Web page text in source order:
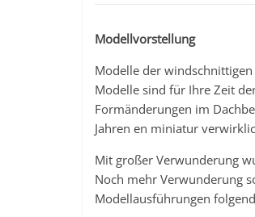
Modellvorstellung
Modelle der
Modelle sind für Ihre Zeit
Formänderungen im
Jahren en miniatur
Mit großer Verwunderung
Noch mehr Verwunderung
Modellausführungen